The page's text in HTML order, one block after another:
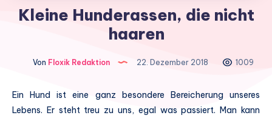
Kleine Hunderassen, die nicht
haaren
Von Floxik Redaktion 22. Dezember 2018 1009
Ein Hund ist eine ganz besondere Bereicherung unseres
Lebens. Er steht treu zu uns, egal was passiert. Man kann